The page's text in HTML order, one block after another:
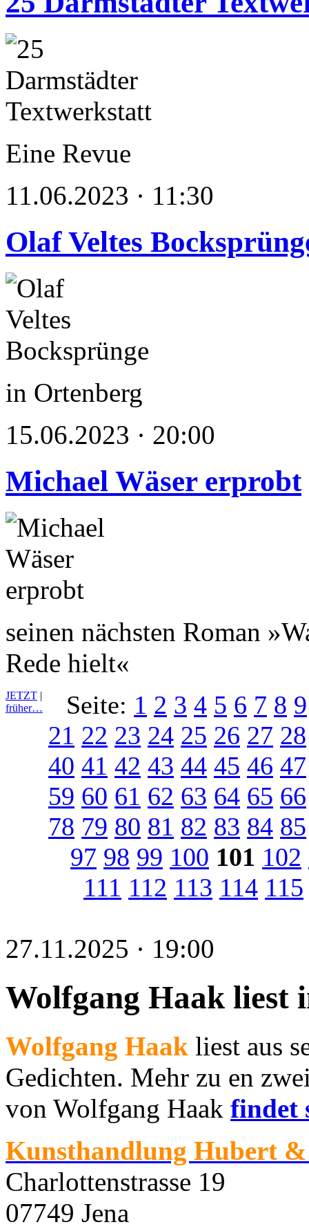
Eine Revue
11.06.2023 · 11:30
Olaf Veltes
in Ortenberg
15.06.2023 · 20:00
Michael Wäser erprobt
seinen nächsten Roman
Rede hielt«
JETZT |
früher…
Seite: 1 2 3 4 5 6 7 8 9
21 22 23 24 25 26 27 28
40 41 42 43 44 45 46 47
59 60 61 62 63 64 65 66
78 79 80 81 82 83 84 85
97 98 99 100 101 102
111 112 113 114 115
27.11.2025 · 19:00
Wolfgang Haak liest
Wolfgang Haak liest aus
Gedichten. Mehr zu en
von Wolfgang Haak findet
Kunsthandlung Hubert
Charlottenstrasse 19
07749 Jena